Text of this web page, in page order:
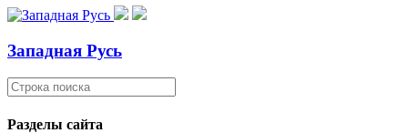
Западная Русь
Разделы сайта